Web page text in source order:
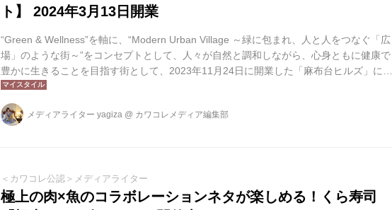
ト】 2024年3月13日開業
“Green & Wellness”を軸に、“Modern Urban Village ～緑に包まれ、人と人をつなぐ「広
場」のような街～”をコンセプトとして、人々が自然と調和しながら、心身ともに健康で
豊かに生きることを目指す街として、2023年11月24日に開業した「麻布台ヒルズ」に
2024年3月13日(水)、施設面積約 4,000㎡(約1,200坪)のフードマーケット「麻布台ヒル
ズ マーケット」がオープンしました。 日本を代表する専門店 34 店舗が集積 人々の暮ら
しの基盤であり世界に誇る文化でもある日本の”食”。この食文化を守り、さらに発展させ
メディアライター yagiza @ カワコレメディア編集部
＜カワコレ公認＞メディアライター
極上の肉×魚のコラボレーションネタが楽しめる！くら寿司